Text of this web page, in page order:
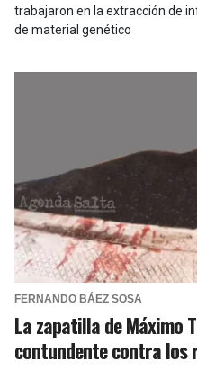
trabajaron en la extracción de
de material genético
FERNANDO BÁEZ SOSA
La zapatilla de Máximo
contundente contra los